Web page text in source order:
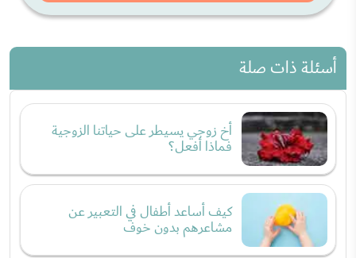
أسئلة ذات صلة
أخ زوجي يسيطر على حياتنا الزوجية
فماذا أفعل؟
كيف أساعد أطفال في التعبير عن
مشاعرهم بدون خوف